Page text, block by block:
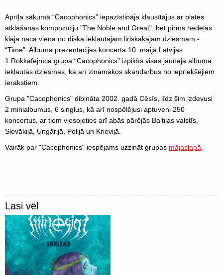
Aprīļa sākumā “Cacophonics” iepazīstināja klausītājus ar plates
atklāšanas kompozīciju "The Noble and Great", bet pirms nedēļas
klajā nāca viena no diskā iekļautajām liriskākajām dziesmām -
“Time”. Albuma prezentācijas koncertā 10. maijā Latvijas
1.Rokkafejnīcā grupa “Cacophonics” izpildīs visas jaunajā albumā
iekļautās dziesmas, kā arī zināmākos skaņdarbus no iepriekšējiem
ierakstiem.
Grupa "Cacophonics" dibināta 2002. gadā Cēsīs, līdz šim izdevusi
2 minialbumus, 6 singlus, kā arī nospēlējusi aptuveni 250
koncertus, ar tiem viesojoties arī abās pārējās Baltijas valstīs,
Slovākijā, Ungārijā, Polijā un Krievijā.
Vairāk par "Cacophonics" iespējams uzzināt grupas mājaslapā
Lasi vēl